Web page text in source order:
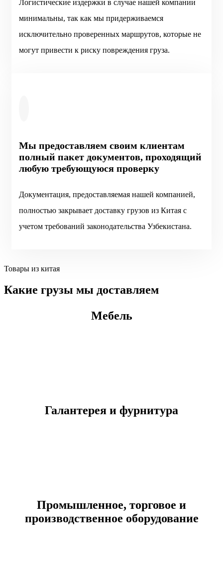
Логистические издержки в случае нашей компании
минимальны, так как мы придерживаемся
исключительно проверенных маршрутов, которые не
могут привести к риску повреждения груза.
Мы предоставляем своим клиентам
полный пакет документов, проходящий
любую требующуюся проверку
Документация, предоставляемая нашей компанией,
полностью закрывает доставку грузов из Китая с
учетом требований законодательства Узбекистана.
Товары из китая
Какие грузы мы доставляем
Мебель
Галантерея и фурнитура
Промышленное, торговое и
производственное оборудование